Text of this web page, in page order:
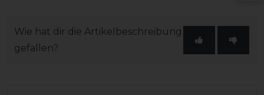
Wie hat dir die Artikelbeschreibung
gefallen?